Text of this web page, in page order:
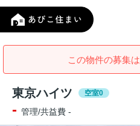
この物件の募集
東京ハイツ 空室0
- 管理/共益費 -